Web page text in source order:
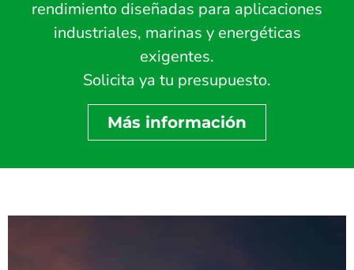
rendimiento diseñadas para aplicaciones
industriales, marinas y energéticas
exigentes.
Solicita ya tu presupuesto.
Más información